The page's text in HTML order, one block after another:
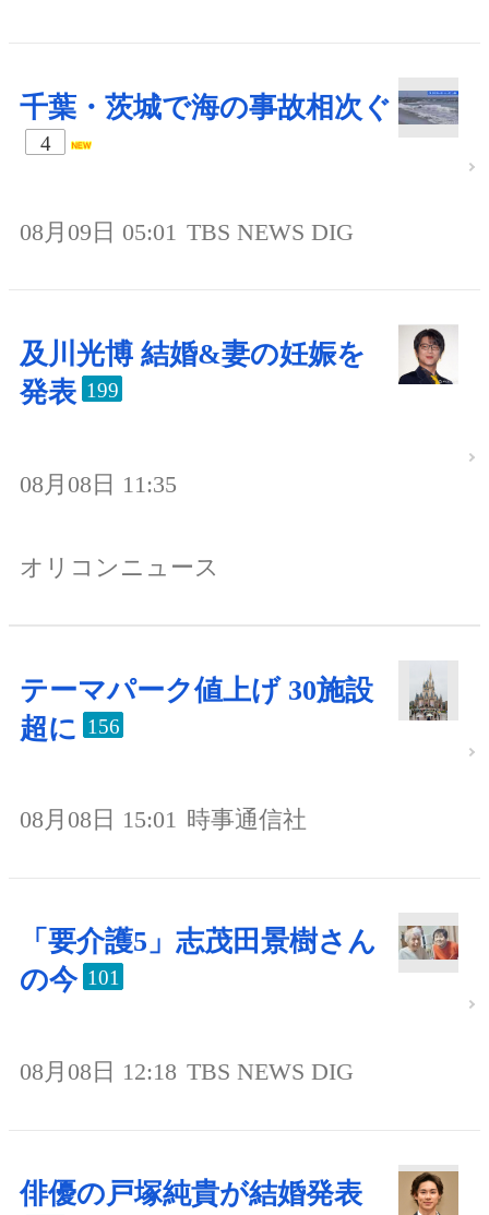
千葉・茨城で海の事故相次ぐ
4
08月09日 05:01 TBS NEWS DIG
及川光博 結婚&妻の妊娠を
発表 199
08月08日 11:35
オリコンニュース
テーマパーク値上げ 30施設
超に 156
08月08日 15:01 時事通信社
「要介護5」志茂田景樹さん
の今 101
08月08日 12:18 TBS NEWS DIG
俳優の戸塚純貴が結婚発表